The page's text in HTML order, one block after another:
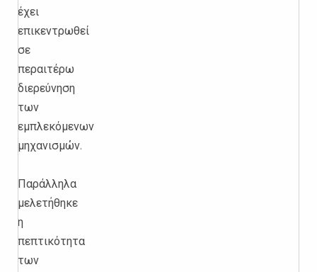
έχει
επικεντρωθεί
σε
περαιτέρω
διερεύνηση
των
εμπλεκόμενων
μηχανισμών.
Παράλληλα
μελετήθηκε
η
πεπτικότητα
των